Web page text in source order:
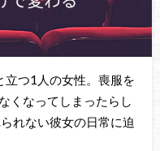
立つ1人の女性。喪服を
くなってしまったらし
れない彼女の日常に迫